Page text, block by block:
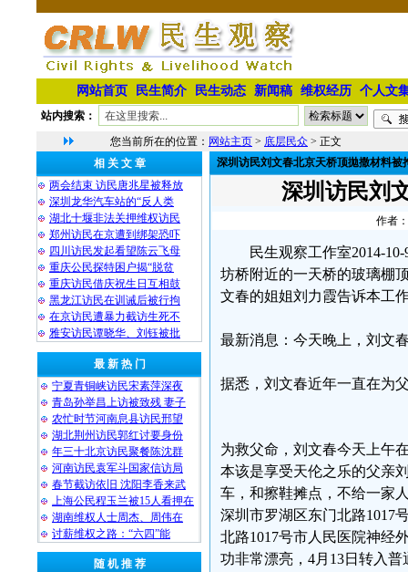
网站首页 民生简介 民生动态 新闻稿 维权经历 个人文
站内搜索：
您当前所在的位置： 网站主页 > 底层民众 > 正文
相 关 文 章
两会结束 访民唐兆星被释放
深圳龙华汽车站的“反人类
湖北十堰非法关押维权访民
郑州访民在京遭到绑架恐吓
四川访民发起看望陈云飞母
重庆公民探特困户揭“脱贫
重庆访民借庆祝生日互相鼓
黑龙江访民在训诫后被行拘
在京访民遭暴力截访生死不
雅安访民谭晓华、刘钰被批
最 新 热 门
宁夏青铜峡访民宋素萍深夜
青岛孙举昌上访被致残 妻子
农忙时节河南息县访民邢望
湖北荆州访民郭红讨要身份
年三十北京访民聚餐陈沈群
河南访民袁军斗国家信访局
春节截访依旧 沈阳李香来武
上海公民程玉兰被15人看押在
湖南维权人士周杰、周伟在
讨薪维权之路：“六四”能
随 机 推 荐
深圳访民刘文春北京天桥顶拋撒材料被
深圳访民刘
作者
民生观察工作室2014-
坊桥附近的一天桥的玻璃棚
文春的姐姐刘力霞告诉本工
最新消息：今天晚上，刘文
据悉，刘文春近年一直在为
为救父命，刘文春今天上午
本该是享受天伦之乐的父亲
车，和擦鞋摊点，不给一家
深圳市罗湖区东门北路1017
北路1017号市人民医院神经
功非常漂亮，4月13日转入